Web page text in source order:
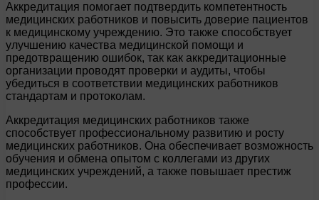
Аккредитация помогает подтвердить компетентность
медицинских работников и повысить доверие пациентов
к медицинскому учреждению. Это также способствует
улучшению качества медицинской помощи и
предотвращению ошибок, так как аккредитационные
организации проводят проверки и аудиты, чтобы
убедиться в соответствии медицинских работников
стандартам и протоколам.
Аккредитация медицинских работников также
способствует профессиональному развитию и росту
медицинских работников. Она обеспечивает возможность
обучения и обмена опытом с коллегами из других
медицинских учреждений, а также повышает престиж
профессии.